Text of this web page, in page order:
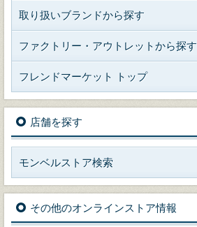
取り扱いブランドから探す
ファクトリー・アウトレットから探す
フレンドマーケット トップ
店舗を探す
モンベルストア検索
その他のオンラインストア情報